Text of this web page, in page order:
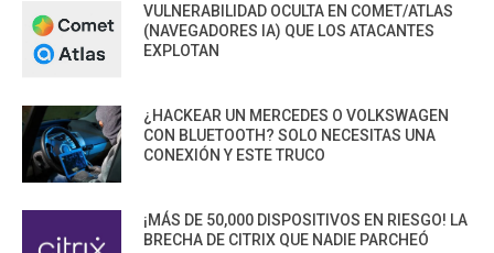
VULNERABILIDAD OCULTA EN COMET/ATLAS
(NAVEGADORES IA) QUE LOS ATACANTES
EXPLOTAN
¿HACKEAR UN MERCEDES O VOLKSWAGEN
CON BLUETOOTH? SOLO NECESITAS UNA
CONEXIÓN Y ESTE TRUCO
¡MÁS DE 50,000 DISPOSITIVOS EN RIESGO! LA
BRECHA DE CITRIX QUE NADIE PARCHEÓ